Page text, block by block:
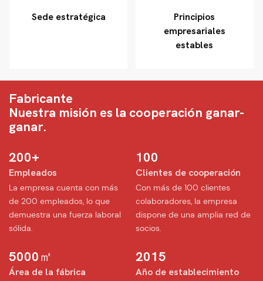
Sede estratégica
Principios
empresariales
estables
Fabricante
Nuestra misión es la cooperación ganar-
ganar.
200+
Empleados
︎La empresa cuenta con más
de 200 empleados, lo que
demuestra una fuerza laboral
sólida.
100
Clientes de cooperación
︎Con más de 100 clientes
colaboradores, la empresa
dispone de una amplia red de
socios.
5000㎡
Área de la fábrica
2015
Año de establecimiento